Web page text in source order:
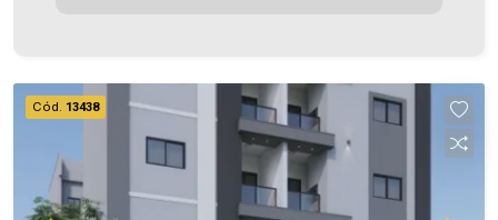
Imobiliária Ativa, sinta-se em casa!
Cód. 13438